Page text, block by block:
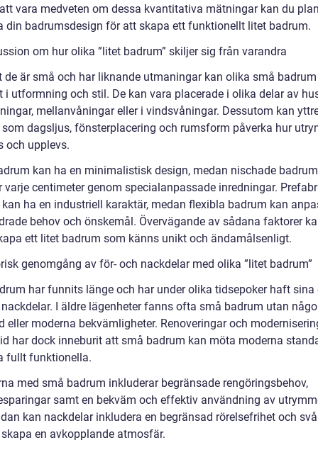
vara medveten om dessa kvantitativa mätningar kan du
din badrumsdesign för att skapa ett funktionellt litet badrum.
om hur olika ”litet badrum” skiljer sig från varandra
de är små och har liknande utmaningar kan olika små
i utformning och stil. De kan vara placerade i olika delar av
mellanvåningar eller i vindsvåningar. Dessutom kan
dagsljus, fönsterplacering och rumsform påverka hur
och upplevs.
kan ha en minimalistisk design, medan nischade badrum
varje centimeter genom specialanpassade inredningar.
ha en industriell karaktär, medan flexibla badrum kan
behov och önskemål. Övervägande av sådana faktorer
ett litet badrum som känns unikt och ändamålsenligt.
genomgång av för- och nackdelar med olika ”litet badrum”
har funnits länge och har under olika tidsepoker haft sina
I äldre lägenheter fanns ofta små badrum utan
eller moderna bekvämligheter. Renoveringar och
har dock inneburit att små badrum kan möta moderna
fullt funktionella.
med små badrum inkluderar begränsade rengöringsbehov,
samt en bekväm och effektiv användning av
kan nackdelar inkludera en begränsad rörelsefrihet och
en avkopplande atmosfär.